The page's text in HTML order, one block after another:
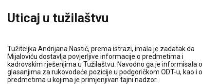
Uticaj u tužilaštvu
Tužiteljka Andrijana Nastić, prema istrazi, imala je zadatak da
Mijaloviću dostavlja povjerljive informacije o predmetima i
kadrovskim rješenjima u Tužilaštvu. Navodno ga je informisala o
glasanjima za rukovodeće pozicije u podgoričkom ODT-u, kao i o
predmetima u kojima je primjenjivan tajni nadzor.